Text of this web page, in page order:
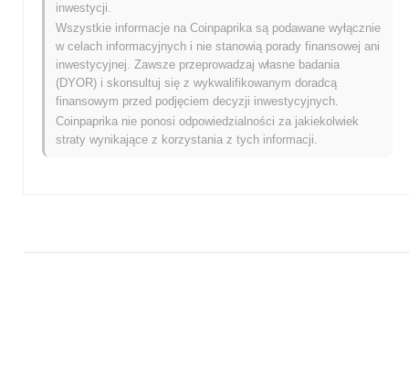
Metatime Coin jest obecnie notowany
ATH .
Jak Metatime Coin radzi sobie w porównaniu z
szerszym rynkiem kryptowalut?
W ciągu ostatnich 7 dni Metatime Coin zyskał0.00%,
przewyższając ogólny rynek kryptowalut który odnotował spadek
o
inwestycji.
Wszystkie informacje na Coinpaprika są podawane wyłącznie
w celach informacyjnych i nie stanowią porady finansowej ani
inwestycyjnej. Zawsze przeprowadzaj własne badania
(DYOR) i skonsultuj się z wykwalifikowanym doradcą
finansowym przed podjęciem decyzji inwestycyjnych.
Coinpaprika nie ponosi odpowiedzialności za jakiekolwiek
straty wynikające z korzystania z tych informacji.